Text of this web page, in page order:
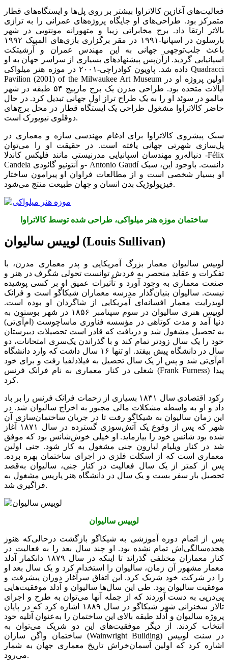
فعالیت‌های آغازین کالاتراوا بیشتر بر روی پل‌ها و ایستگاه‌های قطار
متمرکز بود. طراحی‌های او جایگاه پروژه‌های عمرانی را به ترازی
بالاتر ارتقا داد. برج مخابراتی زیبا و متهورانه مونتویی در شهر
بارسلون در اسپانیا-۱۹۹۱ در مقر برگزاری بازی‌های المپیک ۱۹۹۲
باعث جلب‌توجهی جهانی به این مهندس عمران و آرشیتکت
اسپانیایی گردید. ازآن‌پس پیشنهادهای بسیاری از سراسر جهان به او
داده شد. پاویون کوادراچی-۲۰۰۱ در موزه هنر میلواکی Quadracci
Pavilion (2001) of the Milwaukee Art Museum اولین پروژه او در
ایالات متحده بود. طراحی مدرن یک برج مارپیچ ۵۴ طبقه در شهر
مالمو در سوئد او را به یک طراح تراز اول جهانی تبدیل کرد. در حال
حاضر کالاتراوا مشغول طراحی یک ایستگاه قطار در محل برج‌های
دوقلوی نیویورک است.
سبک پیشروی کالاتراوا برای ادغام مهندسی سازه و معماری در
پل‌سازی شهرتی جهانی یافته است. در حقیقت او را می‌توان
دنباله‌رو مهندسان اسپانیایی مدرنیستی مانند فلیکس کاندلا -Félix
Candela و آنتونیو گائودی- Antonio Gaudí دانست. باوجود این، سبک
او بسیار شخصی است و از مطالعات فراوان او پیرامون ساختار
فیزیولوژیک بدن انسان و جهان طبیعت منتج می‌شود.
ساختمان موزه هنر میلواکی، طراحی شده توسط کالاتراوا
لوییس سالیوان (Louis Sullivan)
لوییس سالیوان معمار بزرگ آمریکایی و پدر معماری مدرن، با
تفکرات و عقاید منحصر به فردش توانست تحولی شگرف در هنر و
صنعت معماری به وجود آورد و تأثیرات عمیق او بر کسی پوشیده
نیست. سالیوان بنیان‌گذار مدرسه معماران شیکاگو است و فرانک
لویدرایت معمار افسانه‌ای آمریکایی از شاگردان او بوده است.
لوییس هنری سالیوان در سوم سپتامبر ۱۸۵۶ در شهر بوستون به
دنیا آمد و مدت کوتاهی در مؤسسه فناوری ماساچوست (ام‌آی‌تی)
به تحصیل مشغول شد و دریافت که قادر است تحصیلات دبیرستان
خود را یک سال زودتر تمام کند و با گذراندن یک‌سری امتحانات، دو
سال در دانشگاه پیش بیفتد. او تنها ۱۶ سال داشت که وارد دانشگاه
ام‌آی‌تی شد و پس از یک سال تحصیل به فیلادلفیا رفت و برای خود
شغلی در کنار معماری به نام فرانک فرنس (Frank Furness) پیدا
کرد.
رکود اقتصادی سال ۱۸۳۱ بسیاری از زحمات فرانک فرنس را بر باد
داد و او به واسطه مشکلات مالی مجبور به اخراج سالیوان شد. در
این زمان سالیوان به شیکاگو رفت تا در جریان ساختمان‌سازی آن
شهر که پس از وقوع یک آتش‌سوزی گسترده در سال ۱۸۷۱ آغاز
شده بود شانس خود را بیازماید. او خیلی خوش‌شانس بود که موفق
شد در کنار ویلیام لبارون جنی مشغول به کار شود. جنی اولین
معماری است که از اسکلت فلزی در اجرای ساختمان بهره برده.
پس از کمتر از یک سال فعالیت در کنار جنی، سالیوان به‌قصد
تحصیل بار سفر بست و یک سال در دانشگاه هنر پاریس مشغول به
فراگیری شد.
لوییس سالیوان
پس از اتمام دوره آموزشی به شیکاگو بازگشت درحالی‌که هنوز
هجده‌سالگی‌اش تمام نشده بود. او چند سال بعد را به فعالیت در
کنار معماران مختلفی گذراند تا اینکه در سال ۱۸۷۹ دانکمار آدلد
معمار مشهور آن زمان، سالیوان را استخدام کرد و یک سال بعد او
را در شرکت خود شریک کرد. این اتفاق سرآغاز دوران پیشرفت و
موفقیت سالیوان بود. طی این سال‌ها سالیوان و آدلد موفقیت‌هایی
پی‌درپی به دست آوردند که از جمله آنها می‌توان به طرح و اجرای
تالار سخنرانی شهر شیکاگو در سال ۱۸۸۹ اشاره کرد که در پایان
پروژه سالیوان و آدلد طبقه بالای این ساختمان را به‌عنوان آتلیه خود
انتخاب کردند. از دیگر موفقیت‌های این دو شریک می‌توان به
ساختمان واگن سازان (Wainwright Building) در سنت لوییس
اشاره کرد که اولین آسمان‌خراش تاریخ معماری جهان به شمار
می‌رود.